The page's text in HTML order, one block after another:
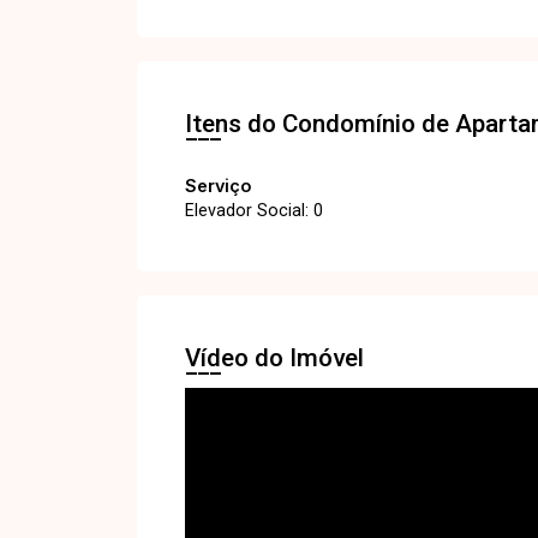
Itens do Condomínio de
Serviço
Elevador Social: 0
Vídeo do Imóvel